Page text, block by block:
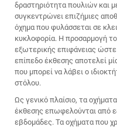
δραστηριότητα πουλιών και
συγκεντρώνει επιζήμιες
όχημα που φυλάσσεται σε
κυκλοφορία. Η προσαρμογή
εξωτερικής επιφάνειας ώστε
επίπεδο έκθεσης αποτελεί
που μπορεί να λάβει ο
στόλου.
Ως γενικό πλαίσιο, τα
έκθεσης επωφελούνται από
εβδομάδες. Τα οχήματα που